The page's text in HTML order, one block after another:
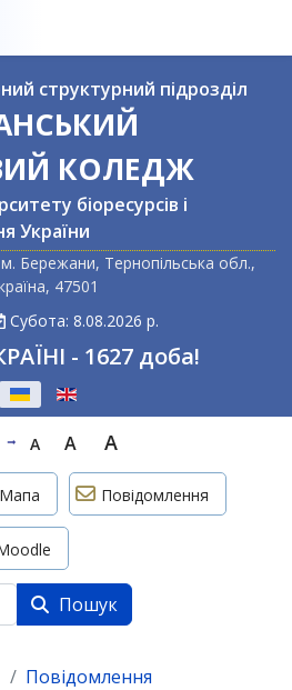
структурний підрозділ
КОЛЕДЖ
біоресурсів і
України
Бережани, Тернопільська обл.,
47501
Субота: 8.08.2026 р.
- 1627 доба!
A A A
Мапа Повідомлення
Пошук
Повідомлення